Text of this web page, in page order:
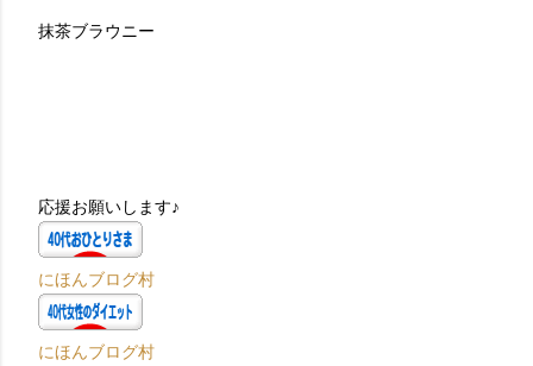
抹茶ブラウニー
応援お願いします♪
にほんブログ村
にほんブログ村